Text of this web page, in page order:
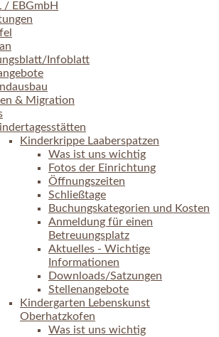
/ EBGmbH
Infoblatt
& Migration
Kinderkrippe Laaberspatzen
Was ist uns wichtig
Fotos der Einrichtung
Öffnungszeiten
Schließtage
Buchungskategorien und Kosten
Anmeldung für einen
Betreuungsplatz
Aktuelles - Wichtige
Informationen
Downloads/Satzungen
Stellenangebote
Kindergarten Lebenskunst
Oberhatzkofen
Was ist uns wichtig